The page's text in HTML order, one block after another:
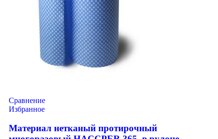
Сравнение
Избранное
Материал нетканый протирочный